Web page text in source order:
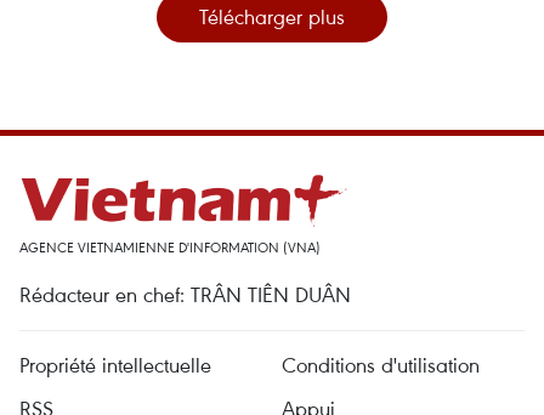
Télécharger plus
AGENCE VIETNAMIENNE D'INFORMATION (VNA)
Rédacteur en chef: TRÂN TIÊN DUÂN
Propriété intellectuelle
Conditions d'utilisation
RSS
Appui